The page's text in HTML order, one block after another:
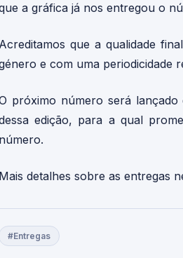
a gráfica já nos entregou o
Acreditamos que a qualidade
e com uma periodicidade
próximo número será
edição, para a qual
número.
Mais detalhes sobre as entregas
#Entregas